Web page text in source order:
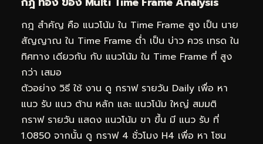
กฎ สำคัญ คือ แนวโน้ม ใน Time Frame สูง เป็น นาย
สัญญาณ ใน Time Frame ต่ำ เป็น บ่าว ควร เทรด ใน
ทิศทาง เดียวกัน กับ แนวโน้ม ใน Time Frame ที่ สูง
กว่า เสมอ
ตัวอย่าง วิธี ใช้ งาน ดู กราฟ รายวัน Daily เพื่อ หา
แนว รับ แนว ต้าน หลัก และ แนวโน้ม ใหญ่ สมมติ
กราฟ รายวัน แสดง แนวโน้ม ขา ขึ้น มี แนว รับ ที่
1.0850 จากนั้น ดู กราฟ 4 ชั่วโมง H4 เพื่อ หา โซน